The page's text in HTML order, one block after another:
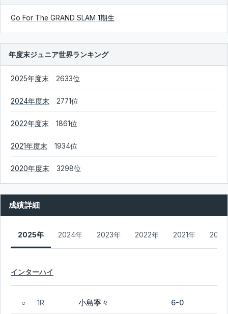
Go For The GRAND SLAM 1期生
年度末ジュニア世界ランキング
2025年度末 2633位
2024年度末 2771位
2022年度末 1861位
2021年度末 1934位
2020年度末 3298位
成績詳細
2025年 2024年 2023年 2022年 2021年 2020
インターハイ
○ 1R 小島寧々 6-0